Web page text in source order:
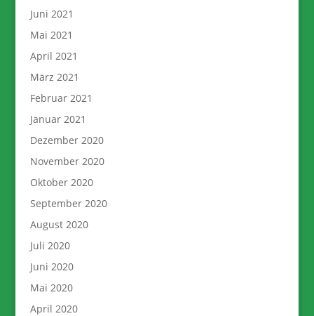
Juni 2021
Mai 2021
April 2021
März 2021
Februar 2021
Januar 2021
Dezember 2020
November 2020
Oktober 2020
September 2020
August 2020
Juli 2020
Juni 2020
Mai 2020
April 2020